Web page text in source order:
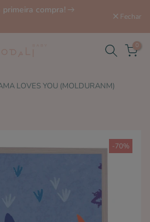
primeira compra!
Fechar
0
LOVES YOU (MOLDURANM)
-70%